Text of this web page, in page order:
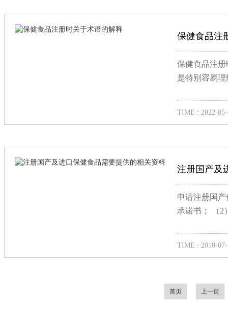
保健食品注
保健食品注
是特别容易
TIME : 2022-
注册国产及
申请注册国
承诺书； （2
TIME : 2018-
首页 上一页